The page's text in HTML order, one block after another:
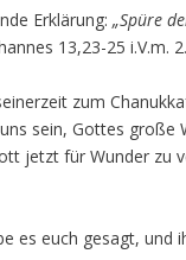
Erklärung: „Spüre
13,23-25 i.V.m.
zum
sein, Gottes große
jetzt für Wunder zu
es euch gesagt,